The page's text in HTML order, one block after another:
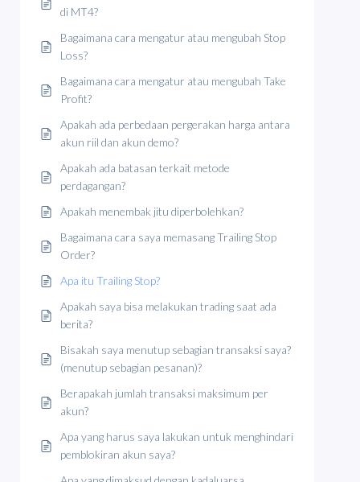
di MT4?
Bagaimana cara mengatur atau mengubah Stop
Loss?
Bagaimana cara mengatur atau mengubah Take
Profit?
Apakah ada perbedaan pergerakan harga antara
akun riil dan akun demo?
Apakah ada batasan terkait metode
perdagangan?
Apakah menembak jitu diperbolehkan?
Bagaimana cara saya memasang Trailing Stop
Order?
Apa itu Trailing Stop?
Apakah saya bisa melakukan trading saat ada
berita?
Bisakah saya menutup sebagian transaksi saya?
(menutup sebagian pesanan)?
Berapakah jumlah transaksi maksimum per
akun?
Apa yang harus saya lakukan untuk menghindari
pemblokiran akun saya?